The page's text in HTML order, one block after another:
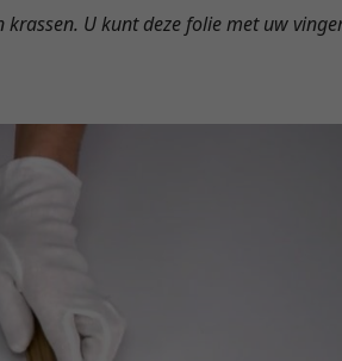
U kunt deze folie met uw